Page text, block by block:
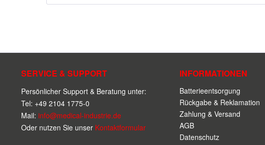
SERVICE & SUPPORT
Persönlicher Support & Beratung unter:
Tel: +49 2104 1775-0
Mail: info@medical-industrie.de
Oder nutzen Sie unser Kontaktformular
INFORMATIONEN
Batterieentsorgung
Rückgabe & Reklamation
Zahlung & Versand
AGB
Datenschutz